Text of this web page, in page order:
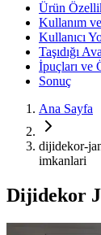
Ürün
Kullanım
Kullanıcı
Taşıdığı
İpuçları ve
Sonuç
Ana Sayfa
dijidekor-
imkanlari
Dijidekor